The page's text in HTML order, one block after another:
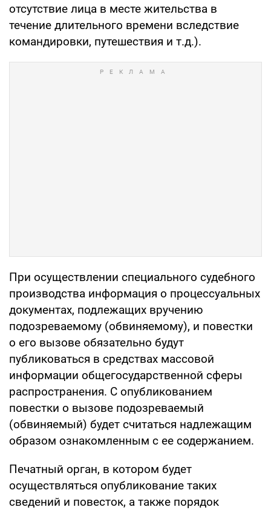
отсутствие лица в месте жительства в
течение длительного времени вследствие
командировки, путешествия и т.д.).
При осуществлении специального судебного
производства информация о процессуальных
документах, подлежащих вручению
подозреваемому (обвиняемому), и повестки
о его вызове обязательно будут
публиковаться в средствах массовой
информации общегосударственной сферы
распространения. С опубликованием
повестки о вызове подозреваемый
(обвиняемый) будет считаться надлежащим
образом ознакомленным с ее содержанием.
Печатный орган, в котором будет
осуществляться опубликование таких
сведений и повесток, а также порядок